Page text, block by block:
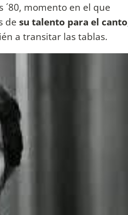
´80, momento en el que
de su talento para el
a transitar las tablas.